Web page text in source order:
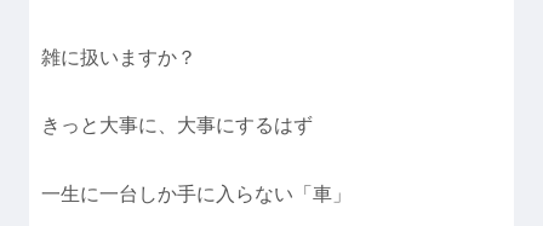
雑に扱いますか？
きっと大事に、大事にするはず
一生に一台しか手に入らない「車」